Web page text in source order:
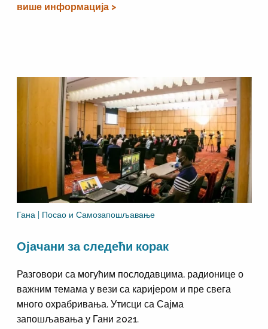
више информација >
Гана | Посао и Самозапошљавање
Ојачани за следећи корак
Разговори са могућим послодавцима, радионице о
важним темама у вези са каријером и пре свега
много охрабривања. Утисци са Сајма
запошљавања у Гани 2021.